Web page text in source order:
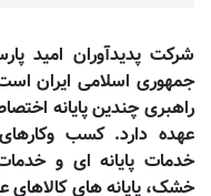
شرکت پدیدآوران امید
جمهوری اسلامی ایران است
راهبری چندین پایانه
عهده دارد. کسب ­و
خدمات پایانه ای و
خشک، پایانههای کالاهای